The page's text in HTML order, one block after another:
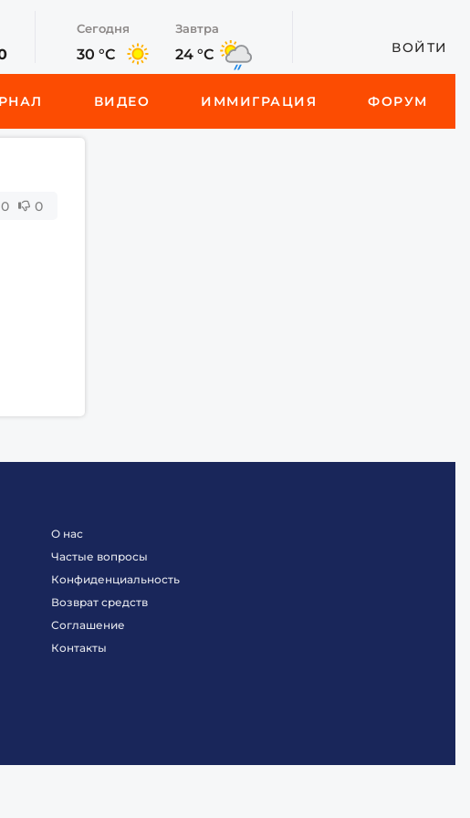
Сегодня
30 °C
Завтра
24 °C ВОЙТИ
ВИДЕО ИММИГРАЦИЯ ФОРУМ
0 0
О нас
Частые вопросы
Конфиденциальность
Возврат средств
Соглашение
Контакты